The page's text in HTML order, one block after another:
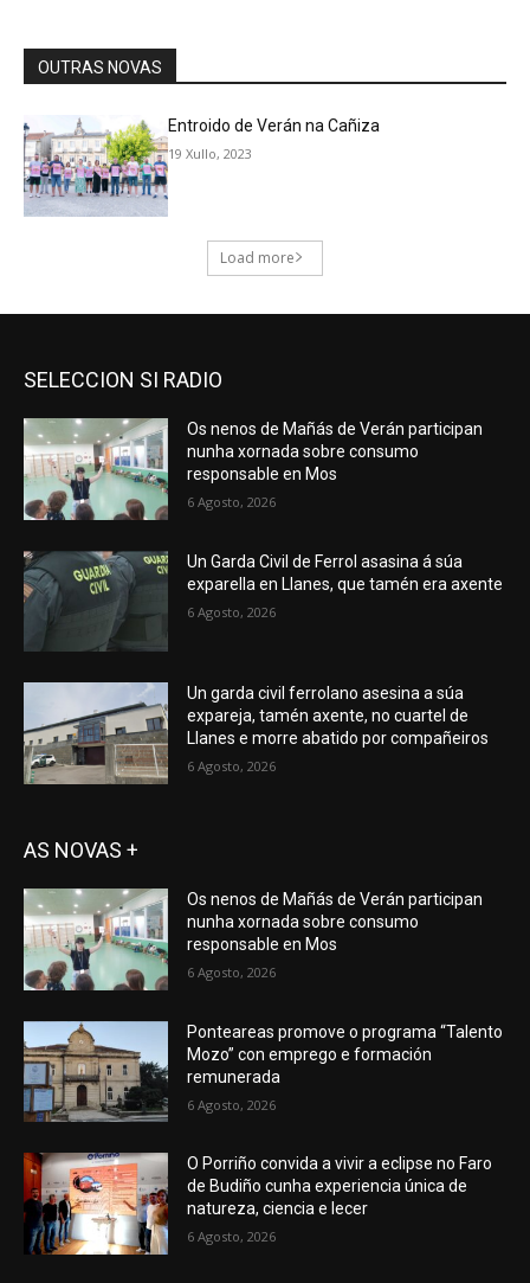
SELECCION SI RADIO
Os nenos de Mañás de Verán participan
nunha xornada sobre consumo
responsable en Mos
6 Agosto, 2026
Un Garda Civil de Ferrol asasina á súa
exparella en Llanes, que tamén era axente
6 Agosto, 2026
Un garda civil ferrolano asesina a súa
expareja, tamén axente, no cuartel de
Llanes e morre abatido por compañeiros
6 Agosto, 2026
AS NOVAS +
Os nenos de Mañás de Verán participan
nunha xornada sobre consumo
responsable en Mos
6 Agosto, 2026
Ponteareas promove o programa “Talento
Mozo” con emprego e formación
remunerada
6 Agosto, 2026
O Porriño convida a vivir a eclipse no Faro
de Budiño cunha experiencia única de
natureza, ciencia e lecer
6 Agosto, 2026